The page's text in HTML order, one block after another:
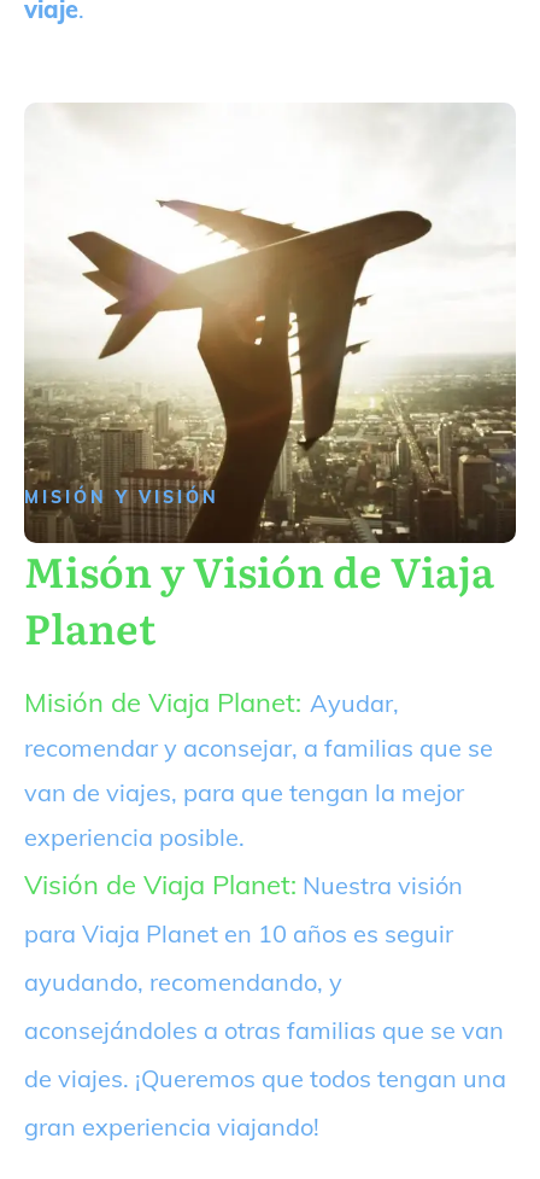
viaje.
MISIÓN Y VISIÓN
Misón y Visión de Viaja
Planet
Misión de Viaja Planet: Ayudar,
recomendar y aconsejar, a familias que se
van de viajes, para que tengan la mejor
experiencia posible.
Visión de Viaja Planet: Nuestra visión
para Viaja Planet en 10 años es seguir
ayudando, recomendando, y
aconsejándoles a otras familias que se van
de viajes. ¡Queremos que todos tengan una
gran experiencia viajando!